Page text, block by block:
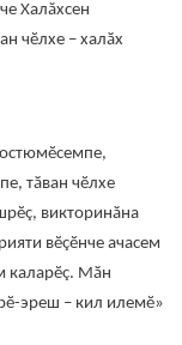
Халăхсен
чӗлхе – халӑх
тӑван чӗлхе
викторинӑна
вӗçӗнче ачасем
каларӗç. Мӑн
эреш – кил илемӗ»